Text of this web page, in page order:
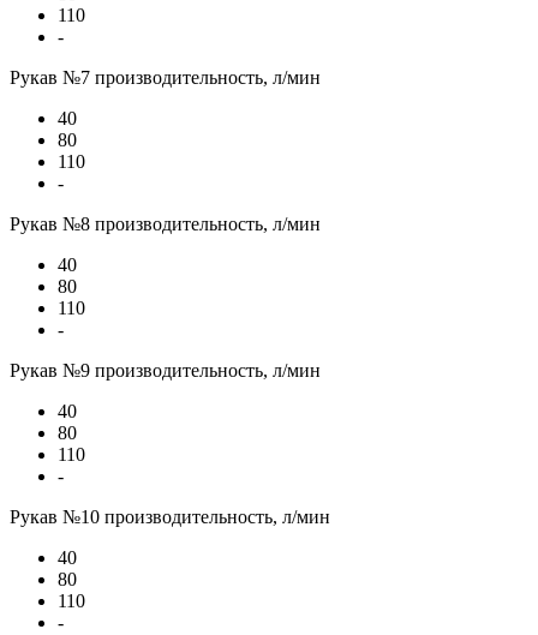
110
-
Рукав №7 производительность, л/мин
40
80
110
-
Рукав №8 производительность, л/мин
40
80
110
-
Рукав №9 производительность, л/мин
40
80
110
-
Рукав №10 производительность, л/мин
40
80
110
-